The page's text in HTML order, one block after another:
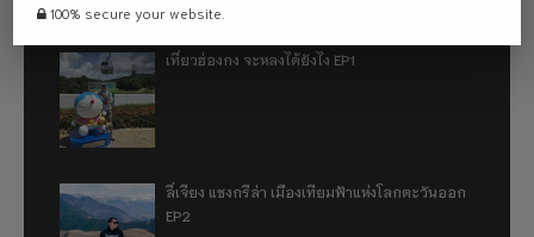
เที่ยวฮ่องกง จะหลงได้ยังไง EP1
ลี่เจียง แชงกรีล่า เมืองเทียมฟ้าแห่งโลกตะวันออก
EP2
100% secure your website.